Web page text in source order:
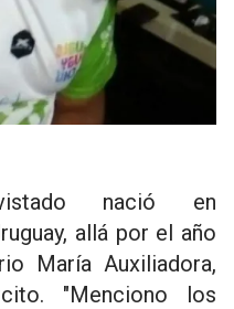
nació en
allá por el año
María Auxiliadora,
"Menciono los